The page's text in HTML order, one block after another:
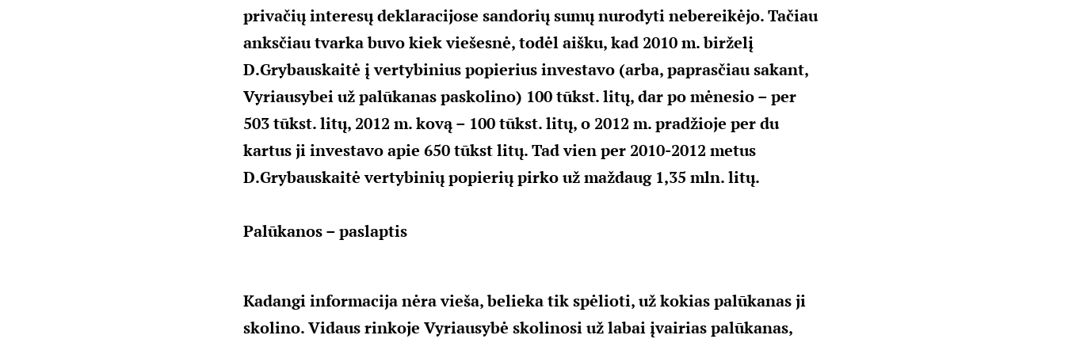
privačių interesų deklaracijose sandorių sumų nurodyti nebereikėjo. Tačiau
anksčiau tvarka buvo kiek viešesnė, todėl aišku, kad 2010 m. birželį
D.Grybauskaitė į vertybinius popierius investavo (arba, paprasčiau sakant,
Vyriausybei už palūkanas paskolino) 100 tūkst. litų, dar po mėnesio – per
503 tūkst. litų, 2012 m. kovą – 100 tūkst. litų, o 2012 m. pradžioje per du
kartus ji investavo apie 650 tūkst litų. Tad vien per 2010-2012 metus
D.Grybauskaitė vertybinių popierių pirko už maždaug 1,35 mln. litų.
Palūkanos – paslaptis
Kadangi informacija nėra vieša, belieka tik spėlioti, už kokias palūkanas ji
skolino. Vidaus rinkoje Vyriausybė skolinosi už labai įvairias palūkanas,